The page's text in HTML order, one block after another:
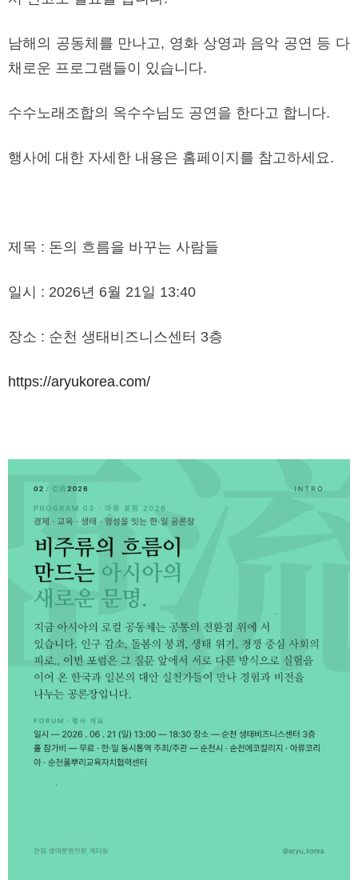
남해의 공동체를 만나고, 영화 상영과 음악 공연 등 다
채로운 프로그램들이 있습니다.
수수노래조합의 옥수수님도 공연을 한다고 합니다.
행사에 대한 자세한 내용은 홈페이지를 참고하세요.
제목 : 돈의 흐름을 바꾸는 사람들
일시 : 2026년 6월 21일 13:40
장소 : 순천 생태비즈니스센터 3층
https://aryukorea.com/